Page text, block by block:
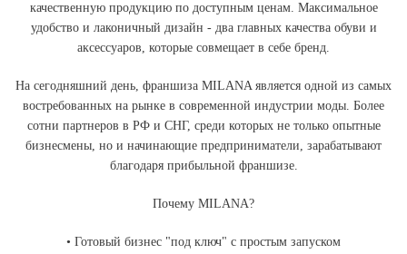
качественную продукцию по доступным ценам. Максимальное
удобство и лаконичный дизайн - два главных качества обуви и
аксессуаров, которые совмещает в себе бренд.
На сегодняшний день, франшиза MILANA является одной из самых
востребованных на рынке в современной индустрии моды. Более
сотни партнеров в РФ и СНГ, среди которых не только опытные
бизнесмены, но и начинающие предприниматели, зарабатывают
благодаря прибыльной франшизе.
Почему MILANA?
• Готовый бизнес "под ключ" с простым запуском